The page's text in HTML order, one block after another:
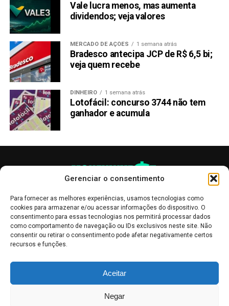
Gerenciar o consentimento
Para fornecer as melhores experiências, usamos tecnologias como
cookies para armazenar e/ou acessar informações do dispositivo. O
consentimento para essas tecnologias nos permitirá processar dados
como comportamento de navegação ou IDs exclusivos neste site. Não
consentir ou retirar o consentimento pode afetar negativamente certos
recursos e funções.
Aceitar
Negar
Vale lucra menos, mas aumenta
dividendos; veja valores
MERCADO DE AÇÕES 1 semana atrás
Bradesco antecipa JCP de R$ 6,5 bi;
veja quem recebe
DINHEIRO 1 semana atrás
Lotofácil: concurso 3744 não tem
ganhador e acumula
informativo, servindo como boletins de divulgação, e não devem ser
interpretadas como recomendações de investimento.Leia mais
Bolsa de Valores